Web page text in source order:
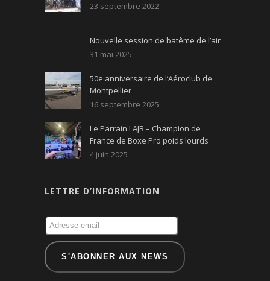
23 septembre 2022
Nouvelle session de batême de l’air
31 mai 2025
50e anniversaire de l’Aéroclub de
Montpellier
16 septembre 2025
Le Parrain LAJB – Champion de
France de Boxe Pro poids lourds
4 juin 2025
LETTRE D’INFORMATION